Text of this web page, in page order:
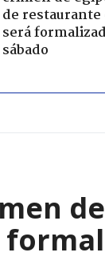
de
será
sábado